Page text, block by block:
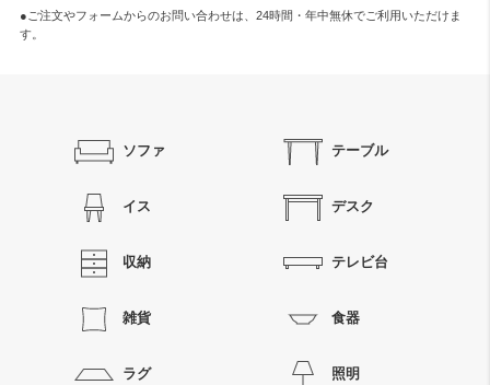
●ご注文やフォームからのお問い合わせは、 24時間・年中無休でご利用いただけま
す。
ソファ テーブル
イス デスク
収納 テレビ台
雑貨 食器
ラグ 照明